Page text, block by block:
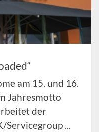
am 15. und 16.
Jahresmotto
der
Servicegroup ...